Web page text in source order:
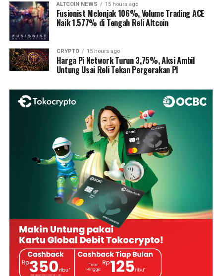
ALTCOIN NEWS 15 hours ago
Fusionist Melonjak 106%, Volume Trading ACE
Naik 1.577% di Tengah Reli Altcoin
CRYPTO 15 hours ago
Harga Pi Network Turun 3,75%, Aksi Ambil
Untung Usai Reli Tekan Pergerakan PI